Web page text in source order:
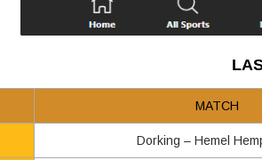
MATCH
Dorking – Hemel